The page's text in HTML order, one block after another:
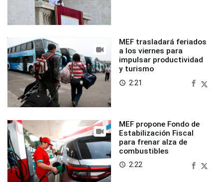
MEF trasladará feriados
a los viernes para
impulsar productividad
y turismo
access_time 2:21
MEF propone Fondo de
Estabilización Fiscal
para frenar alza de
combustibles
access_time 2:22